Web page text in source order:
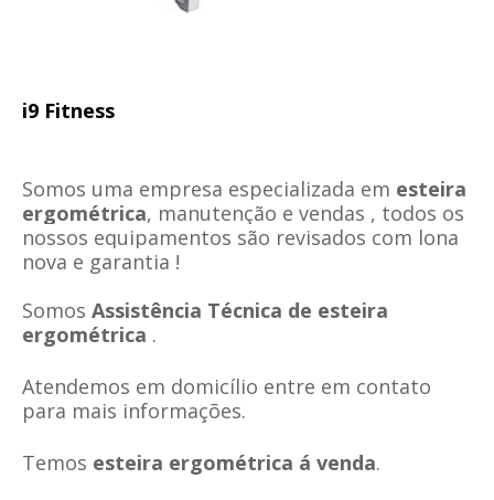
i9 Fitness
Somos uma empresa especializada em esteira
ergométrica, manutenção e vendas , todos os
nossos equipamentos são revisados com lona
nova e garantia !
Somos Assistência Técnica de esteira
ergométrica .
Atendemos em domicílio entre em contato
para mais informações.
Temos esteira ergométrica á venda.